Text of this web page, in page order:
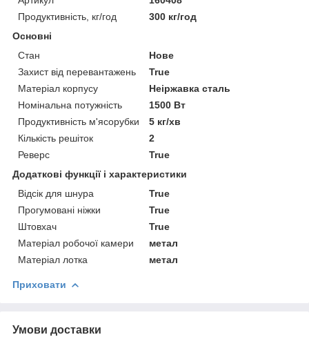
Продуктивність, кг/год
300 кг/год
Основні
Стан
Нове
Захист від перевантажень
True
Матеріал корпусу
Неіржавка сталь
Номінальна потужність
1500 Вт
Продуктивність м'ясорубки
5 кг/хв
Кількість решіток
2
Реверс
True
Додаткові функції і характеристики
Відсік для шнура
True
Прогумовані ніжки
True
Штовхач
True
Матеріал робочої камери
метал
Матеріал лотка
метал
Приховати
Умови доставки